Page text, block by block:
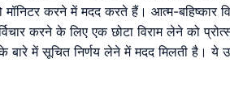
मॉनिटर करने में मदद करते हैं। आत्म-
करने के लिए एक छोटा विराम लेने को
के बारे में सूचित निर्णय लेने में मदद मिलती